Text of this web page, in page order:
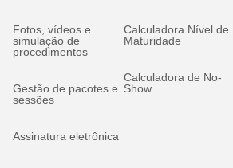
Fotos, vídeos e
simulação de
procedimentos
Gestão de pacotes e
sessões
Assinatura eletrônica
Calculadora Nível de
Maturidade
Calculadora de No-
Show